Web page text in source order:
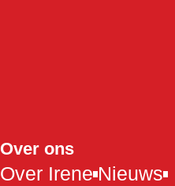
Over ons
Over Irene Nieuws